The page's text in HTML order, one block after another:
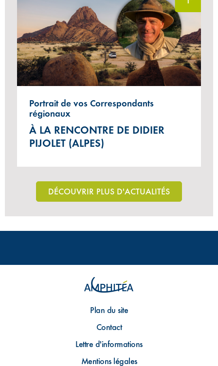
Portrait de vos Correspondants
régionaux
À LA RENCONTRE DE DIDIER
PIJOLET (ALPES)
DÉCOUVRIR PLUS D'ACTUALITÉS
Plan du site
Contact
Lettre d'informations
Mentions légales